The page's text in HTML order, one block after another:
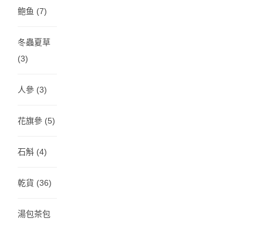
鲍鱼 (7)
冬蟲夏草
(3)
人參 (3)
花旗參 (5)
石斛 (4)
乾貨 (36)
湯包茶包